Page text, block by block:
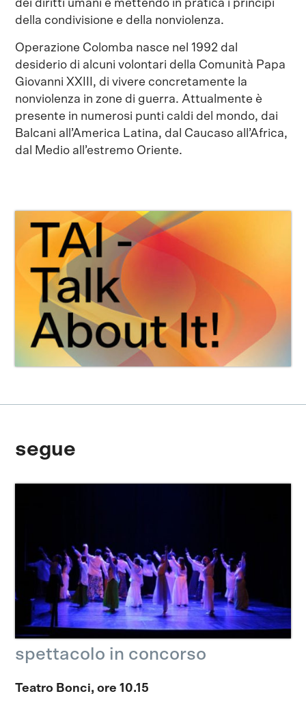
dei diritti umani e mettendo in pratica i principi
della condivisione e della nonviolenza.
Operazione Colomba nasce nel 1992 dal
desiderio di alcuni volontari della Comunità Papa
Giovanni XXIII, di vivere concretamente la
nonviolenza in zone di guerra. Attualmente è
presente in numerosi punti caldi del mondo, dai
Balcani all’America Latina, dal Caucaso all’Africa,
dal Medio all’estremo Oriente.
segue
spettacolo in concorso
Teatro Bonci, ore 10.15